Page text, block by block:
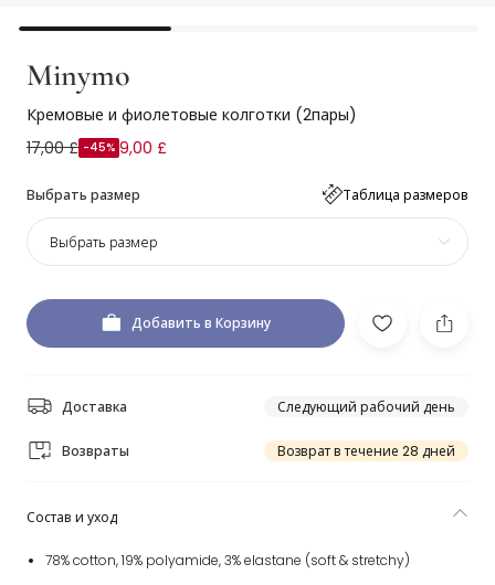
Minymo
Кремовые и фиолетовые колготки (2пары)
17,00 £ -45% 9,00 £
Выбрать размер Таблица размеров
Выбрать размер
Добавить в Корзину
Доставка Следующий рабочий день
Возвраты Возврат в течение 28 дней
Состав и уход
78% cotton, 19% polyamide, 3% elastane (soft & stretchy)